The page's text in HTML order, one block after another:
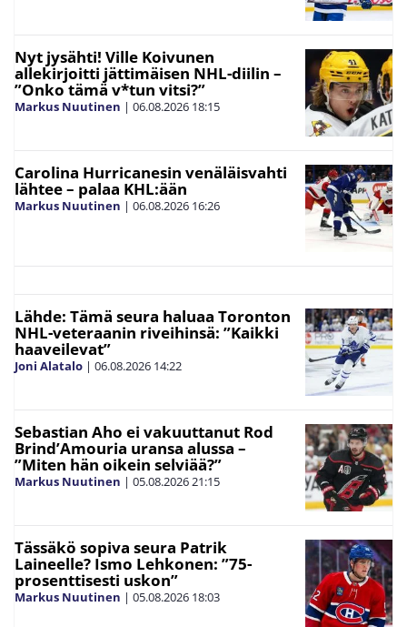
Nyt jysähti! Ville Koivunen
allekirjoitti jättimäisen NHL-diilin –
”Onko tämä v*tun vitsi?”
Markus Nuutinen | 06.08.2026 18:15
Carolina Hurricanesin venäläisvahti
lähtee – palaa KHL:ään
Markus Nuutinen | 06.08.2026 16:26
Lähde: Tämä seura haluaa Toronton
NHL-veteraanin riveihinsä: ”Kaikki
haaveilevat”
Joni Alatalo | 06.08.2026 14:22
Sebastian Aho ei vakuuttanut Rod
Brind’Amouria uransa alussa –
”Miten hän oikein selviää?”
Markus Nuutinen | 05.08.2026 21:15
Tässäkö sopiva seura Patrik
Laineelle? Ismo Lehkonen: ”75-
prosenttisesti uskon”
Markus Nuutinen | 05.08.2026 18:03